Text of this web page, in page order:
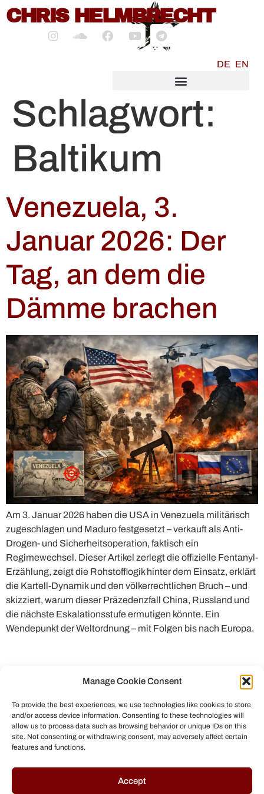
Manage Cookie Consent
To provide the best experiences, we use technologies like cookies to store
and/or access device information. Consenting to these technologies will
allow us to process data such as browsing behavior or unique IDs on this
site. Not consenting or withdrawing consent, may adversely affect certain
features and functions.
Accept
springen
CHRIS HELMBRECHT
DE EN
Schlagwort:
Baltikum
Venezuela, 3.
Januar 2026: Der
Tag, an dem die
Dämme brachen
Am 3. Januar 2026 haben die USA in Venezuela militärisch
zugeschlagen und Maduro festgesetzt – verkauft als Anti-
Drogen- und Sicherheitsoperation, faktisch ein
Regimewechsel. Dieser Artikel zerlegt die offizielle Fentanyl-
Erzählung, zeigt die Rohstofflogik hinter dem Einsatz, erklärt
die Kartell-Dynamik und den völkerrechtlichen Bruch – und
skizziert, warum dieser Präzedenzfall China, Russland und
die nächste Eskalationsstufe ermutigen könnte. Ein
Wendepunkt der Weltordnung – mit Folgen bis nach Europa.